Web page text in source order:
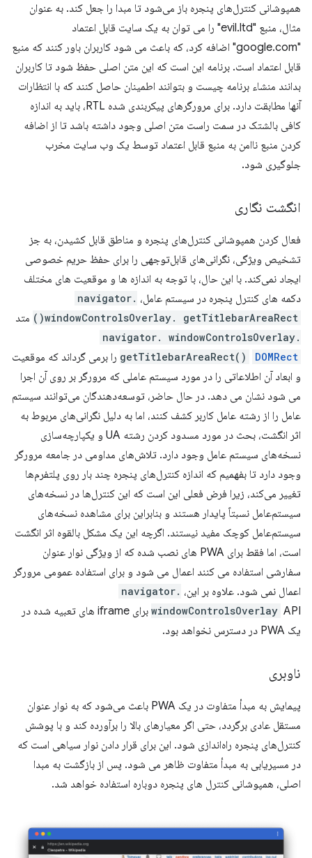
همپوشانی کنترل‌های پنجره باز می‌شود تا مبدا را جعل کند. به عنوان
مثال، منبع "evil.ltd" را می توان به یک سایت قابل اعتماد
"google.com" اضافه کرد، که باعث می شود کاربران باور کنند که منبع
قابل اعتماد است. برنامه این است که این متن اصلی حفظ شود تا کاربران
بدانند منشاء برنامه چیست و بتوانند اطمینان حاصل کنند که با انتظارات
آنها مطابقت دارد. برای مرورگرهای پیکربندی شده RTL، باید به اندازه
کافی بالشتک در سمت راست متن اصلی وجود داشته باشد تا از اضافه
کردن منبع ناامن به منبع قابل اعتماد توسط یک وب سایت مخرب
جلوگیری شود.
انگشت نگاری
فعال کردن همپوشانی کنترل‌های پنجره و مناطق قابل کشیدن، به جز
تشخیص ویژگی، نگرانی‌های قابل‌توجهی را برای حفظ حریم خصوصی
ایجاد نمی‌کند. با این حال، با توجه به اندازه ها و موقعیت های مختلف
دکمه های کنترل پنجره در سیستم عامل، navigator.
windowControlsOverlay. getTitlebarAreaRect()
متد
navigator. windowControlsOverlay.
getTitlebarAreaRect()
DOMRect
را برمی گرداند که موقعیت
و ابعاد آن اطلاعاتی را در مورد سیستم عاملی که مرورگر بر روی آن اجرا
می شود نشان می دهد. در حال حاضر، توسعه‌دهندگان می‌توانند سیستم
عامل را از رشته عامل کاربر کشف کنند، اما به دلیل نگرانی‌های مربوط به
اثر انگشت، بحث در مورد مسدود کردن رشته UA و یکپارچه‌سازی
نسخه‌های سیستم عامل وجود دارد. تلاش‌های مداومی در جامعه مرورگر
وجود دارد تا بفهمیم که اندازه کنترل‌های پنجره چند بار روی پلتفرم‌ها
تغییر می‌کند، زیرا فرض فعلی این است که این کنترل‌ها در نسخه‌های
سیستم‌عامل نسبتاً پایدار هستند و بنابراین برای مشاهده نسخه‌های
سیستم‌عامل کوچک مفید نیستند. اگرچه این یک مشکل بالقوه اثر انگشت
است، اما فقط برای PWA های نصب شده که از ویژگی نوار عنوان
سفارشی استفاده می کنند اعمال می شود و برای استفاده عمومی مرورگر
اعمال نمی شود. علاوه بر این، navigator.
windowControlsOverlay
API برای iframe های تعبیه شده در
یک PWA در دسترس نخواهد بود.
ناوبری
پیمایش به مبدأ متفاوت در یک PWA باعث می‌شود که به نوار عنوان
مستقل عادی برگردد، حتی اگر معیارهای بالا را برآورده کند و با پوشش
کنترل‌های پنجره راه‌اندازی شود. این برای قرار دادن نوار سیاهی است که
در مسیریابی به مبدأ متفاوت ظاهر می شود. پس از بازگشت به مبدا
اصلی، همپوشانی کنترل های پنجره دوباره استفاده خواهد شد.